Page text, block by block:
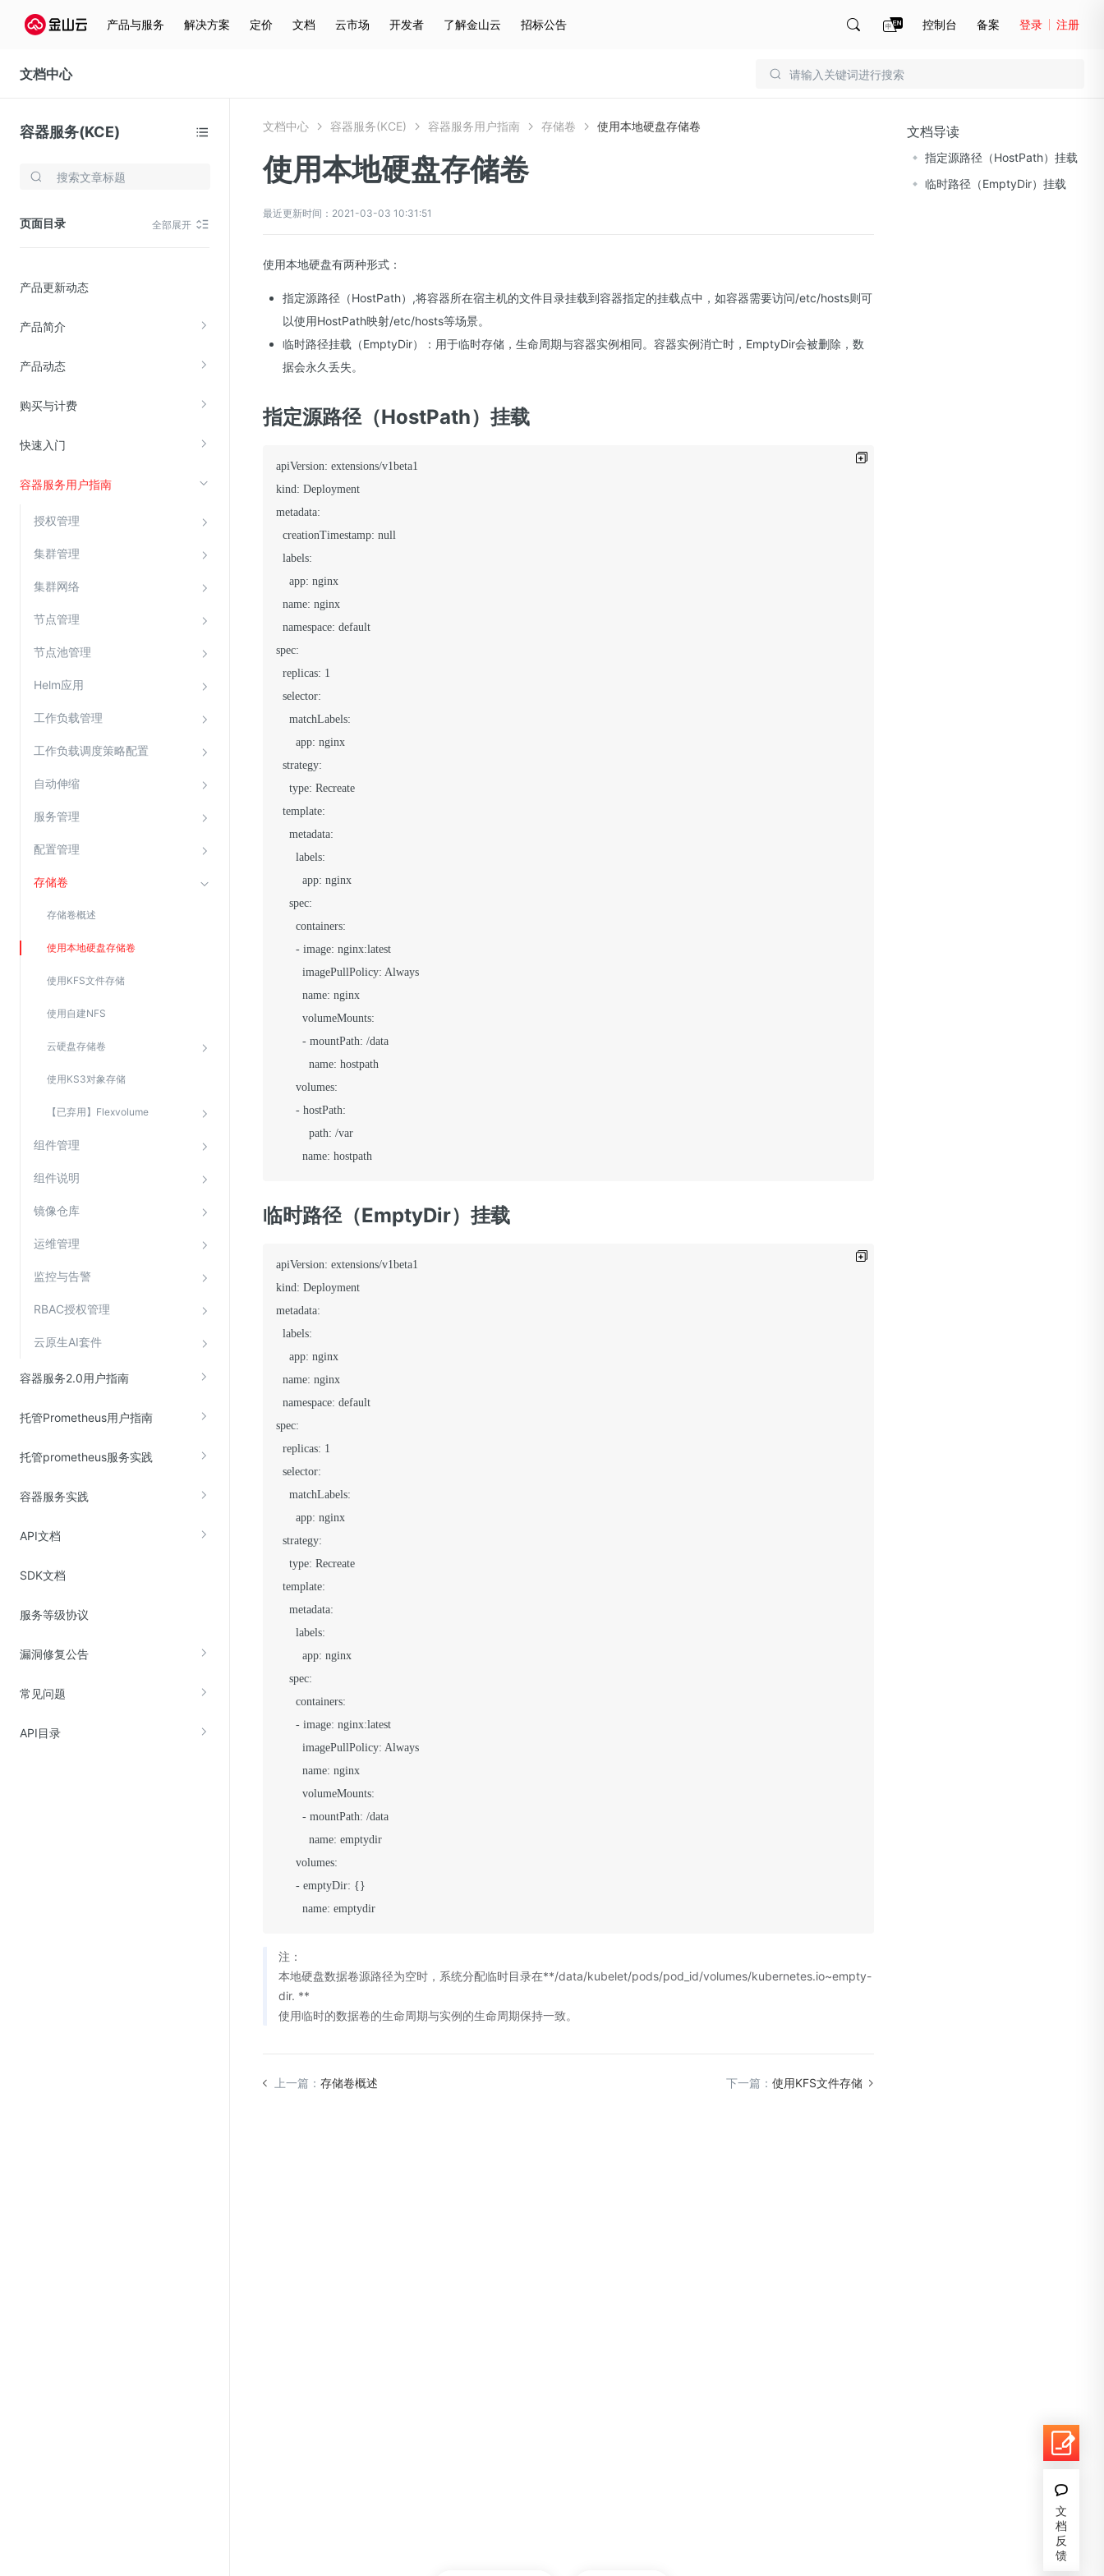
产品与服务 解决方案 定价 文档 云市场 开发者 了解金山云 招标公告 控制台 备案 登录 注册
文档中心
容器服务(KCE)
页面目录 全部展开
产品更新动态
产品简介
产品动态
购买与计费
快速入门
容器服务用户指南
授权管理
集群管理
集群网络
节点管理
节点池管理
Helm应用
工作负载管理
工作负载调度策略配置
自动伸缩
服务管理
配置管理
存储卷
存储卷概述
使用本地硬盘存储卷
使用KFS文件存储
使用自建NFS
云硬盘存储卷
使用KS3对象存储
【已弃用】Flexvolume
组件管理
组件说明
镜像仓库
运维管理
监控与告警
RBAC授权管理
云原生AI套件
容器服务2.0用户指南
托管Prometheus用户指南
托管prometheus服务实践
容器服务实践
API文档
SDK文档
服务等级协议
漏洞修复公告
常见问题
API目录
存储与云分发
云硬盘(EBS)
在线迁移服务
视频云服务
云直播(KLS)
边缘节点计算
大模型应用防火墙
渗透测试
云堡垒机
主机安全
Web应用防火墙(WAF)
密钥管理服务
应急响应
欧盟数据保护条例（GDPR）
文档中心 容器服务(KCE) 容器服务用户指南 存储卷 使用本地硬盘存储卷
使用本地硬盘存储卷
最近更新时间：2021-03-03 10:31:51
使用本地硬盘有两种形式：
指定源路径（HostPath）,将容器所在宿主机的文件目录挂载到容器指定的挂载点中，如容器需要访问/etc/hosts则可
以使用HostPath映射/etc/hosts等场景。
临时路径挂载（EmptyDir）：用于临时存储，生命周期与容器实例相同。容器实例消亡时，EmptyDir会被删除，数
据会永久丢失。
指定源路径（HostPath）挂载
apiVersion: extensions/v1beta1
kind: Deployment
metadata:
  creationTimestamp: null
  labels:
    app: nginx
  name: nginx
  namespace: default
spec:
  replicas: 1
  selector:
    matchLabels:
      app: nginx
  strategy:
    type: Recreate
  template:
    metadata:
      labels:
        app: nginx
    spec:
      containers:
      - image: nginx:latest
        imagePullPolicy: Always
        name: nginx
        volumeMounts:
        - mountPath: /data
          name: hostpath
      volumes:
      - hostPath:
          path: /var
临时路径（EmptyDir）挂载
apiVersion: extensions/v1beta1
kind: Deployment
metadata:
  labels:
    app: nginx
  name: nginx
  namespace: default
spec:
  replicas: 1
  selector:
    matchLabels:
      app: nginx
  strategy:
    type: Recreate
  template:
    metadata:
      labels:
        app: nginx
    spec:
      containers:
      - image: nginx:latest
        imagePullPolicy: Always
        name: nginx
        volumeMounts:
        - mountPath: /data
          name: emptydir
      volumes:
      - emptyDir: {}
注：
本地硬盘数据卷源路径为空时，系统分配临时目录在**/data/kubelet/pods/pod_id/volumes/kubernetes.io~empty-
dir. **
使用临时的数据卷的生命周期与实例的生命周期保持一致。
文档导读
指定源路径（HostPath）挂载
临时路径（EmptyDir）挂载
上一篇： 存储卷概述 下一篇： 使用KFS文件存储
文
档
反
馈